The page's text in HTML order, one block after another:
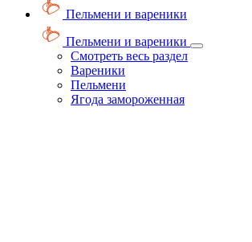
Пельмени и вареники
Пельмени и вареники
Смотреть весь раздел
Вареники
Пельмени
Ягода замороженная